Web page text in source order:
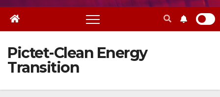
Pictet-Clean Energy
Transition